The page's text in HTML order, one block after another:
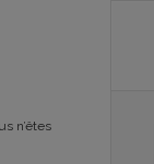
n’êtes